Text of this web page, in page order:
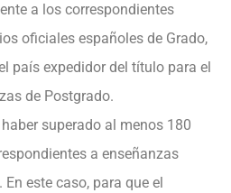
a los correspondientes
oficiales españoles de Grado,
país expedidor del título para el
de Postgrado.
superado al menos 180
a enseñanzas
este caso, para que el